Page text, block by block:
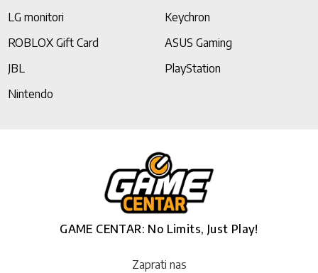
LG monitori
Keychron
ROBLOX Gift Card
ASUS Gaming
JBL
PlayStation
Nintendo
GAME CENTAR: No Limits, Just Play!
Zaprati nas